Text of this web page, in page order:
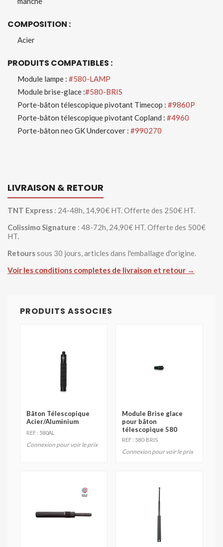
COMPOSITION :
Acier
PRODUITS COMPATIBLES :
Module lampe : #580-LAMP
Module brise-glace :#580-BRIS
Porte-bâton télescopique pivotant Timecop : #9860P
Porte-bâton télescopique pivotant Copland : #4960
Porte-bâton neo GK Undercover : #990270
LIVRAISON & RETOUR
TNT Express : 24-48h, 14,90€ HT. Offerte des 250€ HT.
Colissimo Signature : 48-72h, 24,90€ HT. Offerte des 500€
HT.
Retourssous 30 jours, articles dans l'emballage d'origine.
Voir les conditions completes de livraison et retour →
PRODUITS ASSOCIES
Bâton Télescopique
Acier/Aluminium
REF : 580AL
Connexion pour voir le prix
Module Brise glace
pour bâton
télescopique 580
REF : 580-BRIS
Connexion pour voir le prix